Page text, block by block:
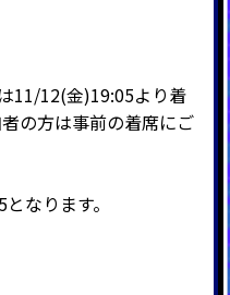
11/12(金)19:05より着
の方は事前の着席にご
なります。